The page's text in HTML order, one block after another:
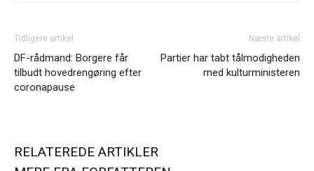
Tidligere artikel
DF-rådmand: Borgere får
tilbudt hovedrengøring efter
coronapause
Næste artikel
Partier har tabt tålmodigheden
med kulturministeren
RELATEREDE ARTIKLER